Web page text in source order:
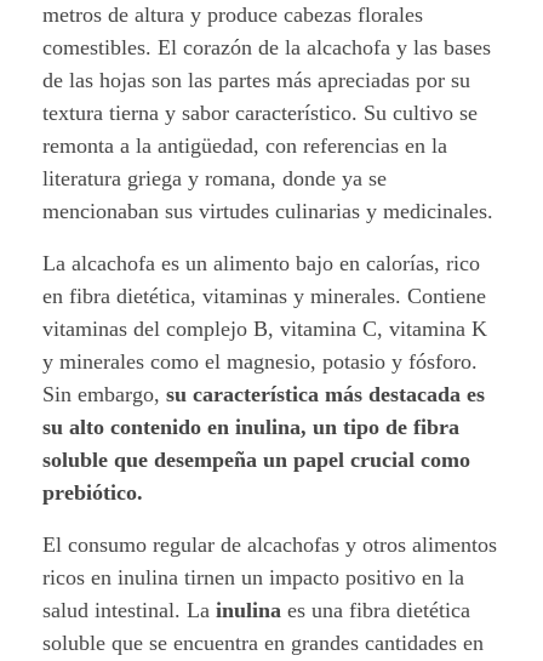
a
:
U
n
t
e
s
o
r
o
p
r
e
metros de altura y produce cabezas florales
comestibles. El corazón de la alcachofa y las bases
de las hojas son las partes más apreciadas por su
textura tierna y sabor característico. Su cultivo se
remonta a la antigüedad, con referencias en la
literatura griega y romana, donde ya se
mencionaban sus virtudes culinarias y medicinales.
La alcachofa es un alimento bajo en calorías, rico
en fibra dietética, vitaminas y minerales. Contiene
vitaminas del complejo B, vitamina C, vitamina K
y minerales como el magnesio, potasio y fósforo.
Sin embargo, su característica más destacada es
su alto contenido en inulina, un tipo de fibra
soluble que desempeña un papel crucial como
prebiótico.
El consumo regular de alcachofas y otros alimentos
ricos en inulina tirnen un impacto positivo en la
salud intestinal. La inulina es una fibra dietética
soluble que se encuentra en grandes cantidades en